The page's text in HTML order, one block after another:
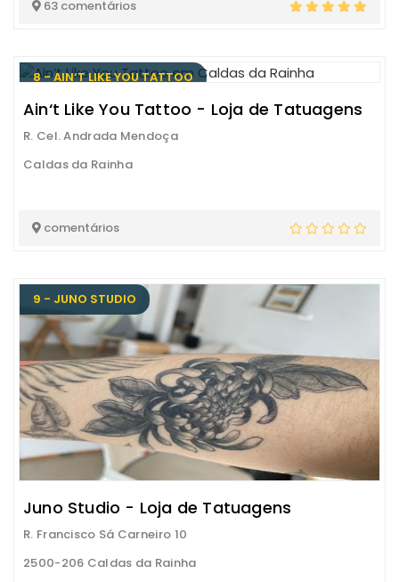
63 comentários
8 - AIN‘T LIKE YOU TATTOO
Ain‘t Like You Tattoo - Loja de Tatuagens
R. Cel. Andrada Mendoça
Caldas da Rainha
comentários
9 - JUNO STUDIO
Juno Studio - Loja de Tatuagens
R. Francisco Sá Carneiro 10
2500-206 Caldas da Rainha